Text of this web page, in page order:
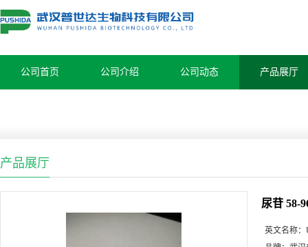
公司首页 公司介绍 公司动态 产品展厅
产品展厅
尿苷 58-
英文名称：